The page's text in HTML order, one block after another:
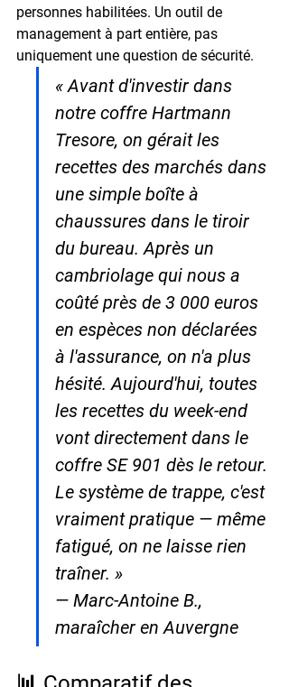
personnes habilitées. Un outil de
management à part entière, pas
uniquement une question de sécurité.
« Avant d'investir dans
notre coffre Hartmann
Tresore, on gérait les
recettes des marchés dans
une simple boîte à
chaussures dans le tiroir
du bureau. Après un
cambriolage qui nous a
coûté près de 3 000 euros
en espèces non déclarées
à l'assurance, on n'a plus
hésité. Aujourd'hui, toutes
les recettes du week-end
vont directement dans le
coffre SE 901 dès le retour.
Le système de trappe, c'est
vraiment pratique — même
fatigué, on ne laisse rien
traîner. »
— Marc-Antoine B.,
maraîcher en Auvergne